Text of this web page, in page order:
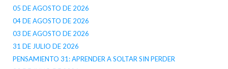
05 DE AGOSTO DE 2026
04 DE AGOSTO DE 2026
03 DE AGOSTO DE 2026
31 DE JULIO DE 2026
PENSAMIENTO 31: APRENDER A SOLTAR SIN PERDER